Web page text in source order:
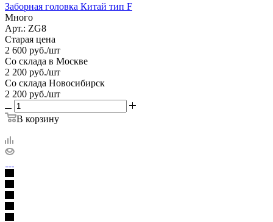
Заборная головка Китай тип F
Много
Арт.: ZG8
Старая цена
2 600 руб./шт
Со склада в Москве
2 200 руб./шт
Со склада Новосибирск
2 200 руб./шт
В корзину